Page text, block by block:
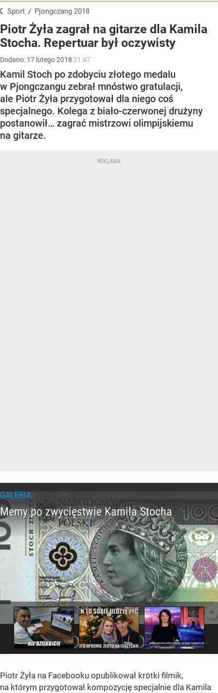
Sport / Pjongczang 2018
Piotr Żyła zagrał na gitarze dla Kamila
Stocha. Repertuar był oczywisty
Dodano: 17 lutego2018 21:47
Kamil Stoch po zdobyciu złotego medalu
w Pjongczangu zebrał mnóstwo gratulacji,
ale Piotr Żyła przygotował dla niego coś
specjalnego. Kolega z biało-czerwonej drużyny
postanowił… zagrać mistrzowi olimpijskiemu
na gitarze.
Piotr Żyła na Facebooku opublikował krótki filmik,
na którym przygotował kompozycję specjalnie dla Kamila